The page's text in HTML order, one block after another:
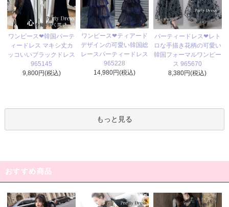
ワンピース❤韓国パーテ
ィードレス マキシ丈カ
ッコいいブラックドレス
965145
9,800円(税込)
ワンピース❤ティアード
デザインの可愛い韓国総
レースパーティードレス
965228
14,980円(税込)
パーティードレス❤レト
ロな手描き花柄の可愛い
韓国フォーマルワンピー
ス 965670
8,380円(税込)
もっと見る
おすすめ商品